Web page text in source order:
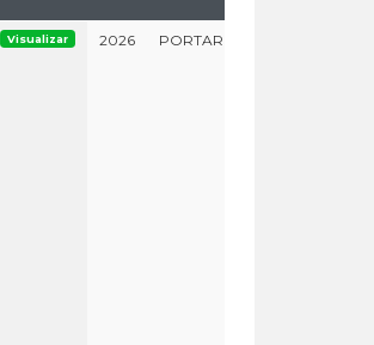
ANO DOCUMENTO
Visualizar 2026 PORTARIA